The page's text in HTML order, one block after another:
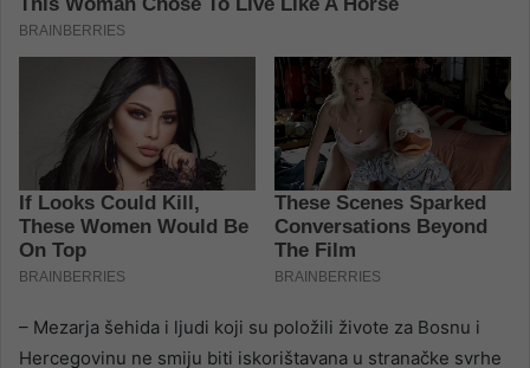
– Mezarja šehida i ljudi koji su položili živote za Bosnu i
Hercegovinu ne smiju biti iskorištavana u stranačke svrhe